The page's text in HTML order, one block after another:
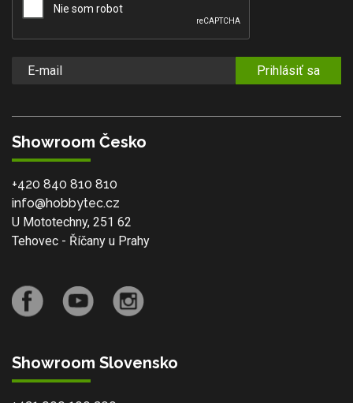
Prihlásiť sa
Showroom Česko
+420 840 810 810
info@hobbytec.cz
U Mototechny, 251 62
Tehovec - Říčany u Prahy
Showroom Slovensko